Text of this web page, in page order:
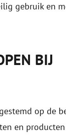
gebruik en
BIJ
op de
en